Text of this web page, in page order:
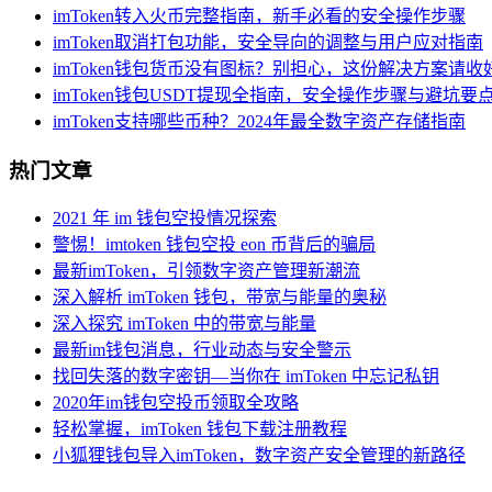
imToken转入火币完整指南，新手必看的安全操作步骤
imToken取消打包功能，安全导向的调整与用户应对指南
imToken钱包货币没有图标？别担心，这份解决方案请收
imToken钱包USDT提现全指南，安全操作步骤与避坑要
imToken支持哪些币种？2024年最全数字资产存储指南
热门文章
2021 年 im 钱包空投情况探索
警惕！imtoken 钱包空投 eon 币背后的骗局
最新imToken，引领数字资产管理新潮流
深入解析 imToken 钱包，带宽与能量的奥秘
深入探究 imToken 中的带宽与能量
最新im钱包消息，行业动态与安全警示
找回失落的数字密钥—当你在 imToken 中忘记私钥
2020年im钱包空投币领取全攻略
轻松掌握，imToken 钱包下载注册教程
小狐狸钱包导入imToken，数字资产安全管理的新路径